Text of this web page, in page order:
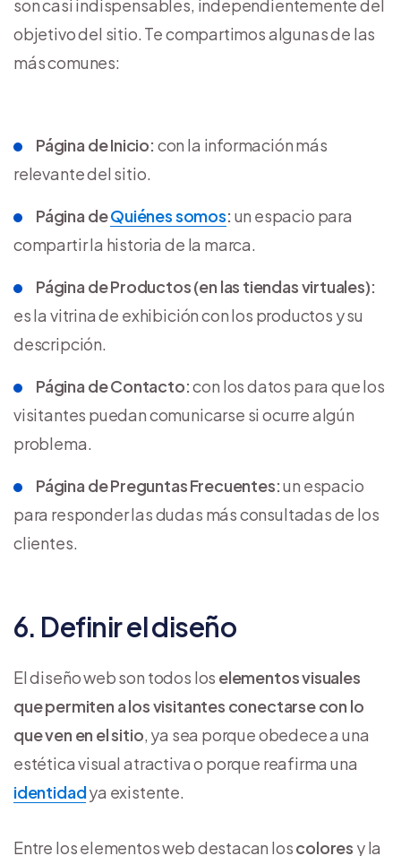
son casi indispensables, independientemente del
objetivo del sitio. Te compartimos algunas de las
más comunes:
Página de Inicio: con la información más
relevante del sitio.
Página deQuiénes somos: un espacio para
compartir la historia de la marca.
Página de Productos (en las tiendas virtuales):
es la vitrina de exhibición con los productos y su
descripción.
Página de Contacto:con los datos para que los
visitantes puedan comunicarse si ocurre algún
problema.
Página de Preguntas Frecuentes:un espacio
para responder las dudas más consultadas de los
clientes.
6. Definir el diseño
El diseño web son todos los elementos visuales
que permiten a los visitantes conectarse con lo
que ven en el sitio, ya sea porque obedece a una
estética visual atractiva o porque reafirma una
identidadya existente.
Entre los elementos web destacan loscolores y la